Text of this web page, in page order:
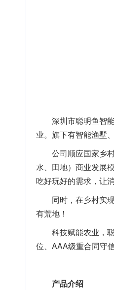
深圳市聪明鱼智
业。旗下有智能渔墅
公司顺应国家乡
水、田地）商业发展
吃好玩好的需求，让
同时，在乡村实
有荒地！
科技赋能农业，
位、AAA级重合同守
产品介绍